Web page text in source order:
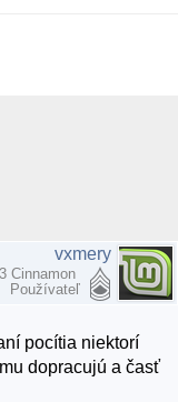
vxmery
Cinnamon
Používateľ
pocítia niektorí
dopracujú a časť